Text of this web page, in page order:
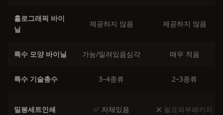
홀로그래픽 바이
닐
제공하지 않음 제공하지 않음
특수 모양 바이닐 가능/밀려있음심각 매우 적음
특수 기술총수 3–4종류 2–3종류
밀봉세트인쇄 ✅ 자체있음 ❌ 필요외부패키지